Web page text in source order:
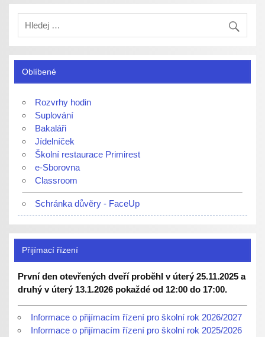
Oblíbené
Rozvrhy hodin
Suplování
Bakaláři
Jídelníček
Školní restaurace Primirest
e-Sborovna
Classroom
Schránka důvěry - FaceUp
Přijímací řízení
První den otevřených dveří proběhl v úterý 25.11.2025 a
druhý v úterý 13.1.2026 pokaždé od 12:00 do 17:00.
Informace o přijímacím řízení pro školní rok 2026/2027
Informace o přijímacím řízení pro školní rok 2025/2026